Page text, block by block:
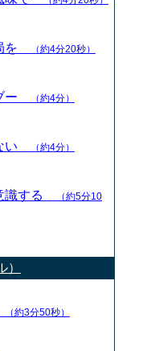
を （約4分20秒）
ー （約4分）
い （約4分）
識する
（約5分10
（約3分50秒）